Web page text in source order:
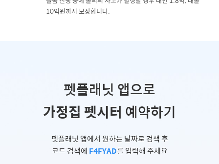
10억원까지 보장합니다.
펫플래닛 앱으로
가정집 펫시터 예약하기
펫플래닛 앱에서 원하는 날짜로 검색 후
코드 검색에 F4FYAD를 입력해 주세요